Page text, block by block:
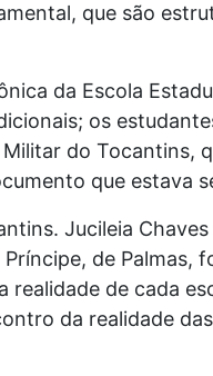
que são
da Escola
os
do Tocantins,
que estava
Jucileia
de Palmas,
de cada
da realidade